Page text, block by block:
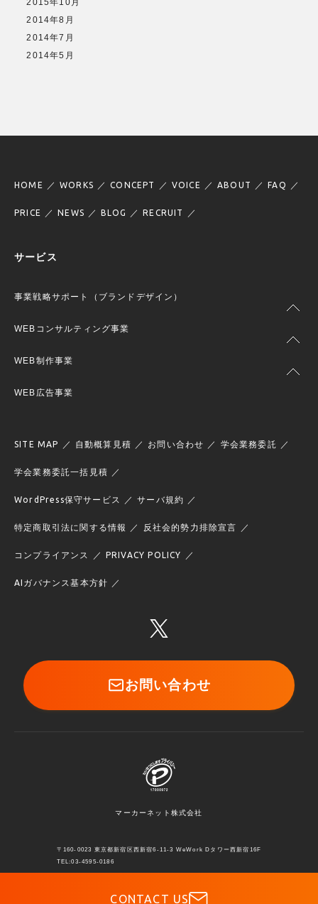
2014年8月
2014年7月
2014年5月
CONTACT US
HOME WORKS CONCEPT VOICE ABOUT FAQ
PRICE NEWS BLOG RECRUIT
サービス
事業戦略サポート（ブランドデザイン）
WEBコンサルティング事業
WEB制作事業
WEB広告事業
SITE MAP 自動概算見積 お問い合わせ 学会業務委託
学会業務委託一括見積
WordPress保守サービス サーバ規約
特定商取引法に関する情報 反社会的勢力排除宣言
コンプライアンス PRIVACY POLICY
AIガバナンス基本方針
お問い合わせ
マーカーネット株式会社
〒160-0023 東京都新宿区西新宿6-11-3 WeWork Dタワー西新宿16F
TEL:03-4595-0186